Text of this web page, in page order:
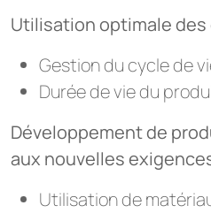
Utilisation optimale
Gestion du cycle de
Durée de vie du
Développement de
aux nouvelles
Utilisation de